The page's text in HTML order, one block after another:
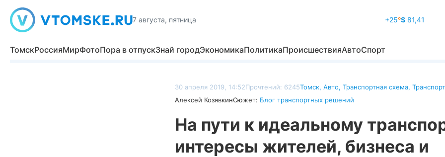
7 августа, пятница +25°$ 81,41
ТомскРоссияМирФотоПора в отпускЗнай городЭкономикаПолитикаПроисшествияАвтоСпорт
30 апреля 2019, 14:52Прочтений: 6245Томск, Авто, Транспортная схема, Транспорт
Алексей КозявкинСюжет: Блог транспортных решений
На пути к идеальному
интересы жителей, бизнеса и